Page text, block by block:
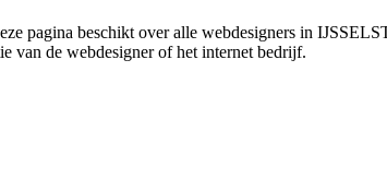
pagina beschikt over alle webdesigners in
van de webdesigner of het internet bedrijf.